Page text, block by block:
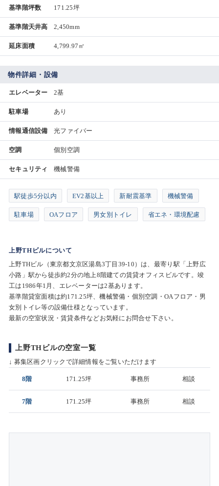
基準階坪数 171.25坪
基準階天井高 2,450mm
延床面積 4,799.97㎡
物件詳細・設備
エレベーター 2基
駐車場 あり
情報通信設備 光ファイバー
空調 個別空調
セキュリティ 機械警備
駅徒歩5分以内 EV2基以上 新耐震基準 機械警備
駐車場 OAフロア 男女別トイレ 省エネ・環境配慮
上野THビルについて
上野THビル（東京都文京区湯島3丁目39-10）は、最寄り駅「上野広
小路」駅から徒歩約2分の地上8階建ての賃貸オフィスビルです。竣
工は1986年1月、エレベーターは2基あります。
基準階貸室面積は約171.25坪、機械警備・個別空調・OAフロア・男
女別トイレ等の設備仕様となっています。
最新の空室状況・賃貸条件などお気軽にお問合せ下さい。
上野THビルの空室一覧
↓ 募集区画クリックで詳細情報をご覧いただけます
8階 171.25坪 事務所 相談
7階 171.25坪 事務所 相談